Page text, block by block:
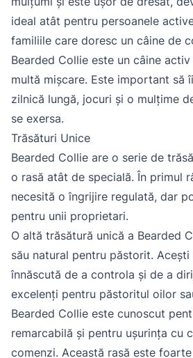
ideal atât pentru persoanele
familiile care doresc un câine de
Bearded Collie este un câine
multă mișcare. Este important să
zilnică lungă, jocuri și o mulțime
se exersa.
Trăsături Unice
Bearded Collie are o serie de
o rasă atât de specială. În primul
necesită o îngrijire regulată, dar
pentru unii proprietari.
O altă trăsătură unică a Bearded
său natural pentru păstorit.
înnăscută de a controla și de a
excelenți pentru păstoritul oilor
Bearded Collie este cunoscut
remarcabilă și pentru ușurința cu
comenzi. Această rasă este